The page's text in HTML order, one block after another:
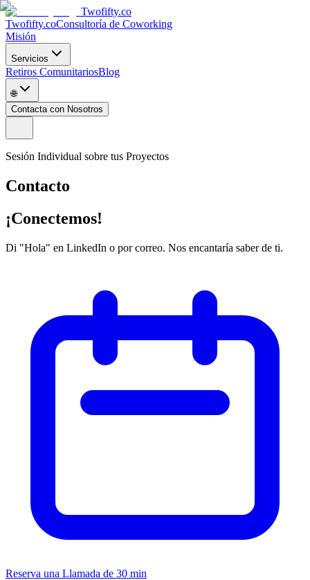
Twofifty.co
Twofifty.coConsultoría de Coworking
Misión
Servicios
Retiros ComunitariosBlog
🌐
Contacta con Nosotros
Sesión Individual sobre tus Proyectos
Contacto
¡Conectemos!
Di "Hola" en LinkedIn o por correo. Nos encantaría saber de ti.
Reserva una Llamada de 30 min